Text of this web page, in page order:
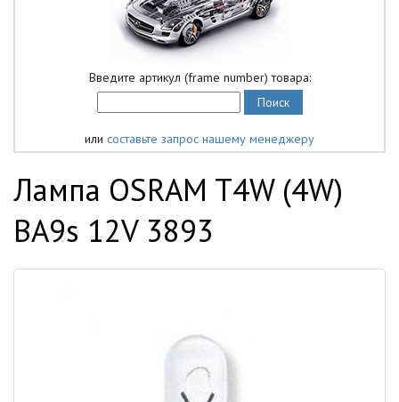
Введите артикул (frame number) товара:
или составьте запрос нашему менеджеру
Лампа OSRAM T4W (4W)
BA9s 12V 3893